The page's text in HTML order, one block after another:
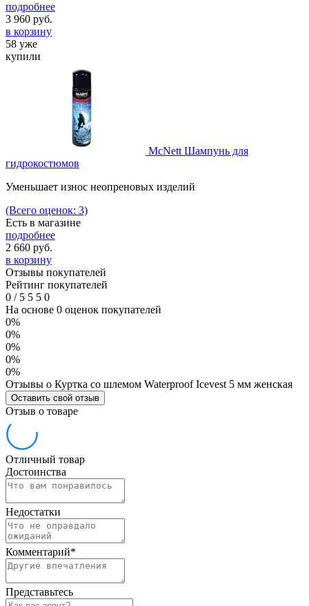
подробнее
3 960 руб.
в корзину
58 уже
купили
McNett Шампунь для
гидрокостюмов
Уменьшает износ неопреновых изделий
(Всего оценок: 3)
Есть в магазине
подробнее
2 660 руб.
в корзину
Отзывы покупателей
Рейтинг покупателей
0 /5 5 5 0
На основе 0 оценок покупателей
0%
0%
0%
0%
0%
Отзывы о Куртка со шлемом Waterproof Icevest 5 мм женская
Оставить свой отзыв
Отзыв о товаре
Отличный товар
Достоинства
Недостатки
Комментарий*
Представьтесь